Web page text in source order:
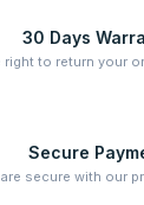
30 Days
right to return your
Secure
secure with our